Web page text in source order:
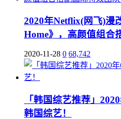
2020年Netflix(网飞)漫
Home》，高颜值组合
2020-11-28 0 68,742
「韩国综艺推荐」
韩国综艺！